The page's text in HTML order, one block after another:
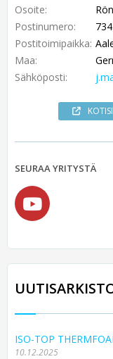
Osoite:
Postinumero:
Postitoimipaikka:
Maa:
Sähköposti:
SEURAA YRITYSTÄ
ISO-TOP
10.12.2025